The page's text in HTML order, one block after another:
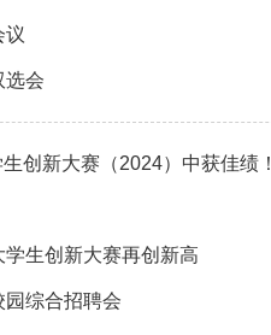
议
选会
创新大赛（2024）中获佳绩！
学生创新大赛再创新高
综合招聘会